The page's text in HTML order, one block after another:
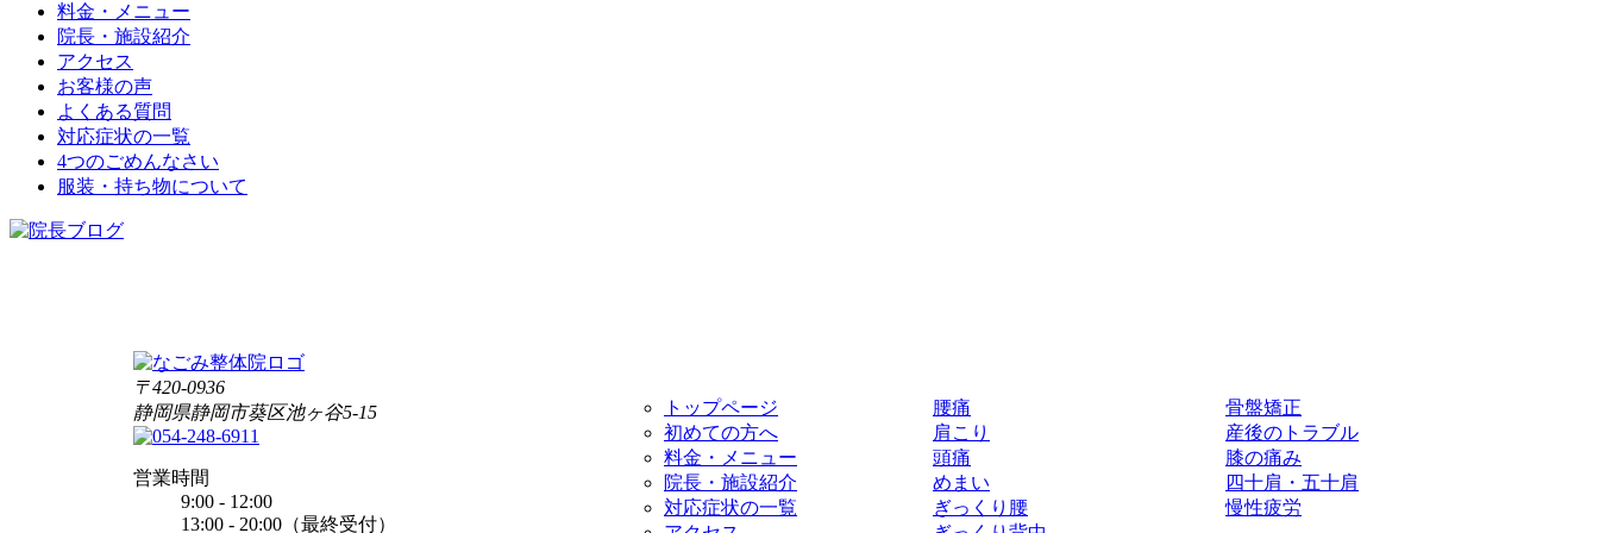
料金・メニュー
院長・施設紹介
アクセス
お客様の声
よくある質問
対応症状の一覧
4つのごめんなさい
服装・持ち物について
〒420-0936
静岡県静岡市葵区池ヶ谷5-15
営業時間
9:00 - 12:00
13:00 - 20:00（最終受付）
トップページ
初めての方へ
料金・メニュー
院長・施設紹介
対応症状の一覧
腰痛
肩こり
頭痛
めまい
ぎっくり腰
骨盤矯正
産後のトラブル
膝の痛み
四十肩・五十肩
慢性疲労